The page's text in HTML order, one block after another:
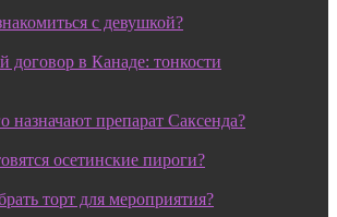
с девушкой?
договор в Канаде: тонкости
назначают препарат Саксенда?
осетинские пироги?
торт для мероприятия?